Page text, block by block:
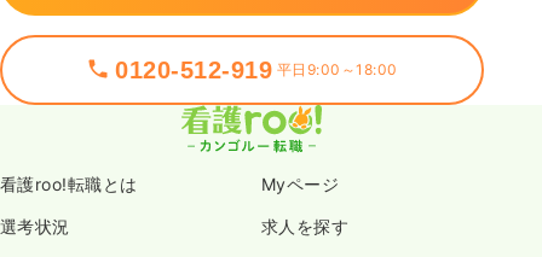
0120-512-919 平日9:00～18:00
看護roo!転職とは Myページ
選考状況 求人を探す